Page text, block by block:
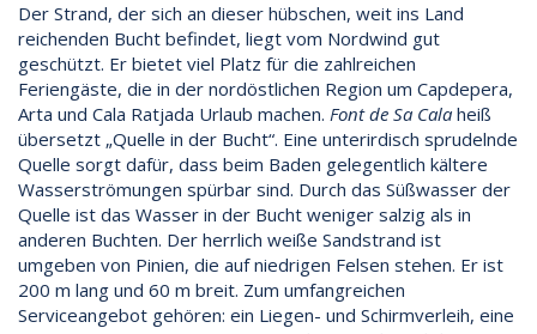
Der Strand, der sich an dieser hübschen, weit ins Land
reichenden Bucht befindet, liegt vom Nordwind gut
geschützt. Er bietet viel Platz für die zahlreichen
Feriengäste, die in der nordöstlichen Region um Capdepera,
Arta und Cala Ratjada Urlaub machen. Font de Sa Cala heiß
übersetzt „Quelle in der Bucht“. Eine unterirdisch sprudelnde
Quelle sorgt dafür, dass beim Baden gelegentlich kältere
Wasserströmungen spürbar sind. Durch das Süßwasser der
Quelle ist das Wasser in der Bucht weniger salzig als in
anderen Buchten. Der herrlich weiße Sandstrand ist
umgeben von Pinien, die auf niedrigen Felsen stehen. Er ist
200 m lang und 60 m breit. Zum umfangreichen
Serviceangebot gehören: ein Liegen- und Schirmverleih, eine